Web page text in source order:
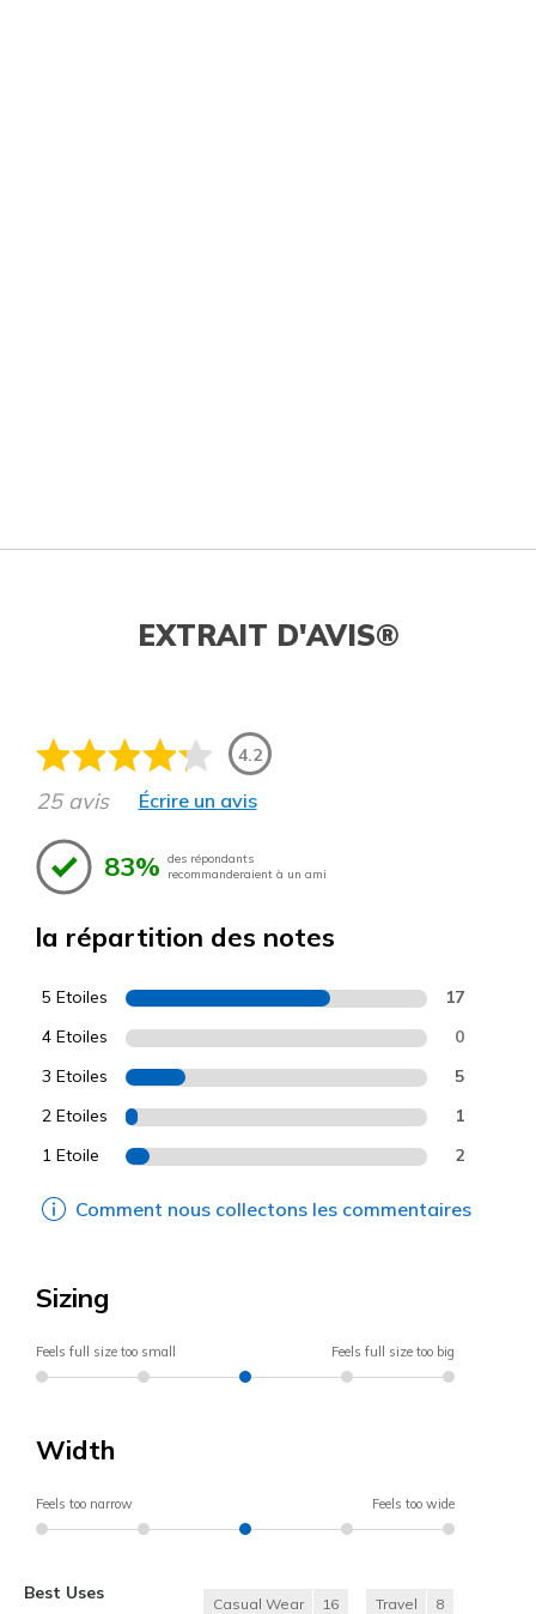
EXTRAIT D'AVIS®
4.2
25 avis Écrire un avis
83% des répondants
recommanderaient à un ami
la répartition des notes
5 Etoiles 17
4 Etoiles 0
3 Etoiles 5
2 Etoiles 1
1 Etoile 2
Comment nous collectons les commentaires
Sizing
Feels full size too small Feels full size too big
Width
Feels too narrow Feels too wide
Best Uses
Casual Wear 16 Travel 8